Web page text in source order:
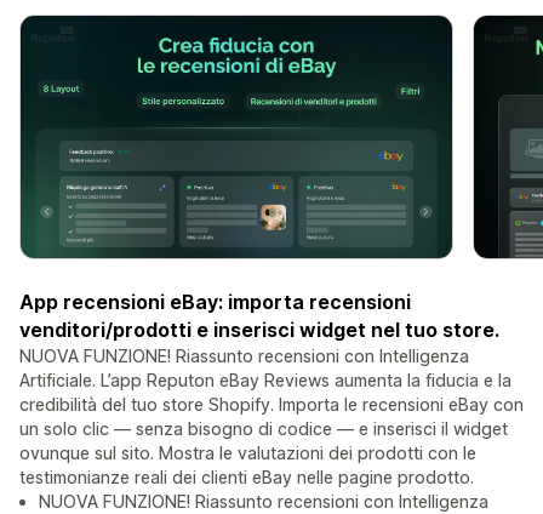
App recensioni eBay: importa recensioni
venditori/prodotti e inserisci widget nel tuo store.
NUOVA FUNZIONE! Riassunto recensioni con Intelligenza
Artificiale. L’app Reputon eBay Reviews aumenta la fiducia e la
credibilità del tuo store Shopify. Importa le recensioni eBay con
un solo clic — senza bisogno di codice — e inserisci il widget
ovunque sul sito. Mostra le valutazioni dei prodotti con le
testimonianze reali dei clienti eBay nelle pagine prodotto.
NUOVA FUNZIONE! Riassunto recensioni con Intelligenza